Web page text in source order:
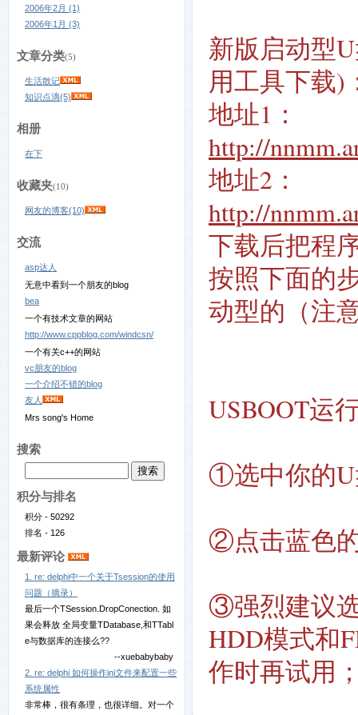
2006年2月 (1)
2006年1月 (3)
文章分类(5)
生活散记
知识点滴(5)
相册
在下
收藏夹(10)
网友的博客(10)
交流
asp达人
无意中看到一个朋友的blog
bea
一个有技术文章的网站
http://www.cppblog.com/windcsn/
一个有关c++的网站
vc朋友的blog
一个介绍不错的blog
友人
Mrs song's Home
搜索
积分与排名
积分 - 50292
排名 - 126
最新评论
1. re: delphi中一个关于Tsession的使用
问题（摘录）
最后一个TSession.DropConection. 如
果会释放 全局变量TDatabase,和TTabl
e与数据库的连接么??
--xuebabybaby
2. re: delphi 如何操作ini文件来配置一些
系统属性
非常棒，很有条理，也很详细。对一个
新版启动型
用工具下载)
地址1：
http://
地址2：
http://
下载后把程
按照下面的
动型的（注
USBOOT运
①选中你的
②点击蓝色
③强烈建议
HDD模式和
作时再试用